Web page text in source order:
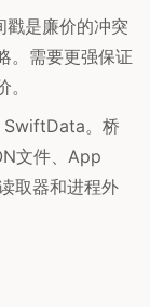
戳是廉价的冲突
。需要更强保证
SwiftData。桥
文件、App
取器和进程外